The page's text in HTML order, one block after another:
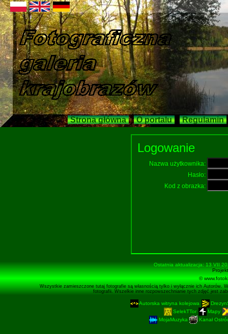
Strona główna O portalu Regulamin
Logowanie
Nazwa użytkownika:
Hasło:
Kod z obrazka:
Ostatnia aktualizacja: 13 VII
©
Wszystkie zamieszczone tutaj fotografie są własnością tylko i wyłącznie ich
fotografii. Wszelkie inne rozpowszechnianie tych zdjęć jest
Autorska witryna kolejowa
SelekTTor
Mapy
MojaMuzyka
Kanał